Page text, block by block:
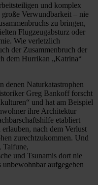
und komplex
Verwundbarkeit – nie
zu bringen,
Flugzeugabsturz oder
Wie verletzlich
der Zusammenbruch der
dem Hurrikan „Katrina“
denen Naturkatastrophen
Greg Bankoff forscht
und hat am Beispiel
ihre Architektur
etabliert
nach dem Verlust
zurechtzukommen. Und
Taifune,
und Tsunamis dort nie
unbewohnbar aufgegeben